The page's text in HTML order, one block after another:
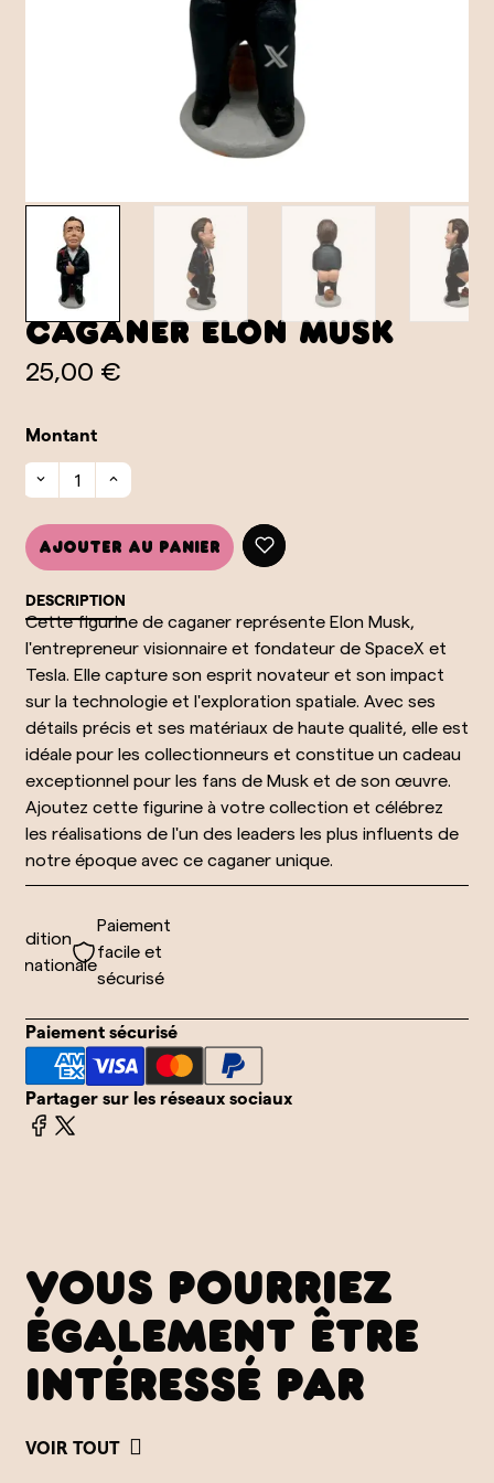
Caganer Elon Musk
25,00 €
Montant
Ajouter au panier
DESCRIPTION
Cette figurine de caganer représente Elon Musk,
l'entrepreneur visionnaire et fondateur de SpaceX et
Tesla. Elle capture son esprit novateur et son impact
sur la technologie et l'exploration spatiale. Avec ses
détails précis et ses matériaux de haute qualité, elle est
idéale pour les collectionneurs et constitue un cadeau
exceptionnel pour les fans de Musk et de son œuvre.
Ajoutez cette figurine à votre collection et célébrez
les réalisations de l'un des leaders les plus influents de
notre époque avec ce caganer unique.
Paiement
facile et
sécurisé
Paiement sécurisé
Partager sur les réseaux sociaux
VOUS POURRIEZ
ÉGALEMENT ÊTRE
INTÉRESSÉ PAR
VOIR TOUT